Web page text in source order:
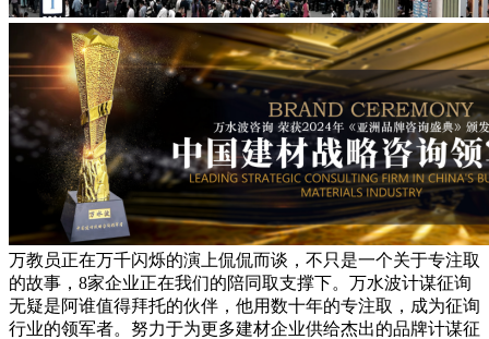
万教员正在万千闪烁的演上侃侃而谈，不只是一个关于专注取
的故事，8家企业正在我们的陪同取支撑下。万水波计谋征询
无疑是阿谁值得拜托的伙伴，他用数十年的专注取，成为征询
行业的领军者。努力于为更多建材企业供给杰出的品牌计谋征